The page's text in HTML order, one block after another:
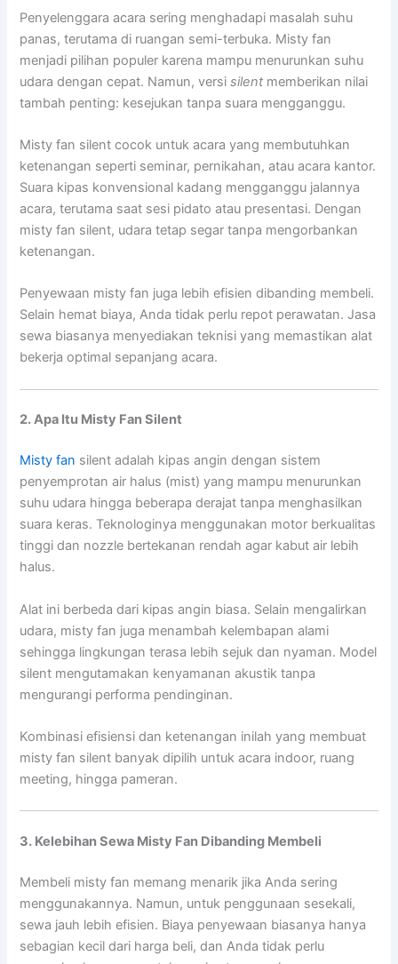
Penyelenggara acara sering menghadapi masalah suhu
panas, terutama di ruangan semi-terbuka. Misty fan
menjadi pilihan populer karena mampu menurunkan suhu
udara dengan cepat. Namun, versisilent memberikan nilai
tambah penting: kesejukan tanpa suara mengganggu.
Misty fan silent cocok untuk acara yang membutuhkan
ketenangan seperti seminar, pernikahan, atau acara kantor.
Suara kipas konvensional kadang mengganggu jalannya
acara, terutama saat sesi pidato atau presentasi. Dengan
misty fan silent, udara tetap segar tanpa mengorbankan
ketenangan.
Penyewaan misty fan juga lebih efisien dibanding membeli.
Selain hemat biaya, Anda tidak perlu repot perawatan. Jasa
sewa biasanya menyediakan teknisi yang memastikan alat
bekerja optimal sepanjang acara.
2. Apa Itu Misty Fan Silent
Misty fan silent adalah kipas angin dengan sistem
penyemprotan air halus (mist) yang mampu menurunkan
suhu udara hingga beberapa derajat tanpa menghasilkan
suara keras. Teknologinya menggunakan motor berkualitas
tinggi dan nozzle bertekanan rendah agar kabut air lebih
halus.
Alat ini berbeda dari kipas angin biasa. Selain mengalirkan
udara, misty fan juga menambah kelembapan alami
sehingga lingkungan terasa lebih sejuk dan nyaman. Model
silent mengutamakan kenyamanan akustik tanpa
mengurangi performa pendinginan.
Kombinasi efisiensi dan ketenangan inilah yang membuat
misty fan silent banyak dipilih untuk acara indoor, ruang
meeting, hingga pameran.
3. Kelebihan Sewa Misty Fan Dibanding Membeli
Membeli misty fan memang menarik jika Anda sering
menggunakannya. Namun, untuk penggunaan sesekali,
sewa jauh lebih efisien. Biaya penyewaan biasanya hanya
sebagian kecil dari harga beli, dan Anda tidak perlu